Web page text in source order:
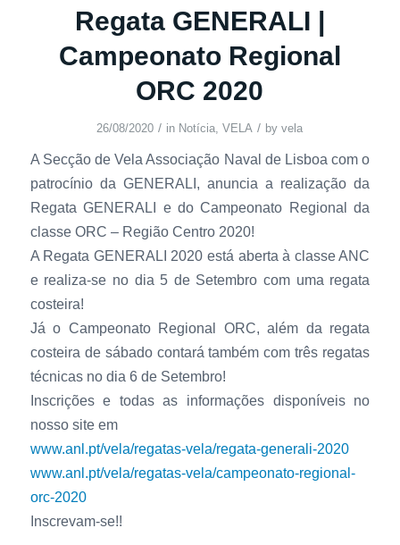
Regata GENERALI |
Campeonato Regional
ORC 2020
26/08/2020 / in Notícia,VELA / byvela
A Secção de Vela Associação Naval de Lisboa com o
patrocínio da GENERALI, anuncia a realização da
Regata GENERALI e do Campeonato Regional da
classe ORC – Região Centro 2020!
A Regata GENERALI 2020 está aberta à classe ANC
e realiza-se no dia 5 de Setembro com uma regata
costeira!
Já o Campeonato Regional ORC, além da regata
costeira de sábado contará também com três regatas
técnicas no dia 6 de Setembro!
Inscrições e todas as informações disponíveis no
nosso site em
www.anl.pt/vela/regatas-vela/regata-generali-2020
www.anl.pt/vela/regatas-vela/campeonato-regional-
orc-2020
Inscrevam-se!!